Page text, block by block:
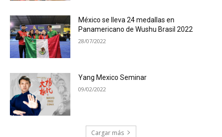
México se lleva 24 medallas en
Panamericano de Wushu Brasil 2022
28/07/2022
Yang Mexico Seminar
09/02/2022
Cargar más